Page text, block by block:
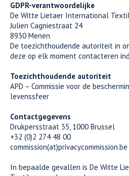
GDPR-verantwoordelijke
De Witte Lietaer International
Julien Cagniestraat 24
8930 Menen
De toezichthoudende autoriteit in
deze op elk moment contacteren
Toezichthoudende autoriteit
APD – Commissie voor de
levenssfeer
Contactgegevens
Drukpersstraat 35, 1000 Brussel
+32 (0)2 274 48 00
commission(at)privacycommission.be
In bepaalde gevallen is De Witte